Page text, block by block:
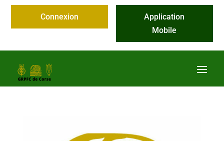
Connexion
Application
Mobile